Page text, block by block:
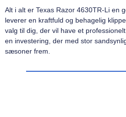
Alt i alt er Texas Razor 4630TR-Li en
leverer en kraftfuld og behagelig
valg til dig, der vil have et
en investering, der med stor
sæsoner frem.